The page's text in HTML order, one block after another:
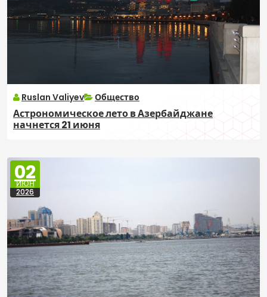
Ruslan Valiyev Общество
Астрономическое лето в Азербайджане
начнется 21 июня
02
ИЮН
2026